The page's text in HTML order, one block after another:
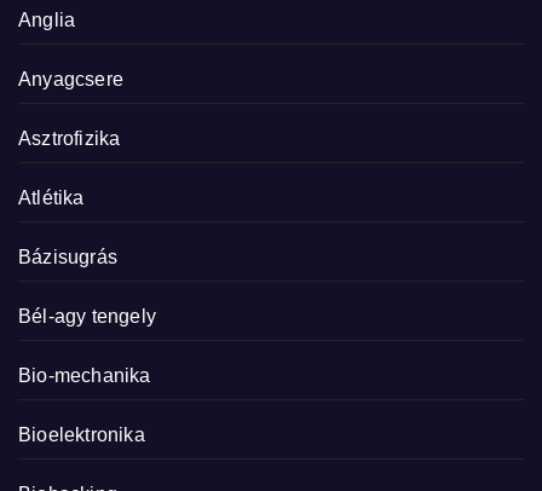
Anglia
Anyagcsere
Asztrofizika
Atlétika
Bázisugrás
Bél-agy tengely
Bio-mechanika
Bioelektronika